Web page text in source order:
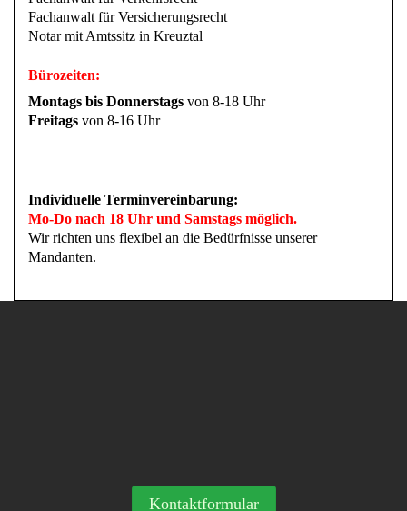
Fachanwalt für Versicherungsrecht
Notar mit Amtssitz in Kreuztal
Bürozeiten:
Montags bis Donnerstags von 8-18 Uhr
Freitags von 8-16 Uhr
Individuelle Terminvereinbarung:
Mo-Do nach 18 Uhr und Samstags möglich.
Wir richten uns flexibel an die Bedürfnisse unserer
Mandanten.
Kontaktformular